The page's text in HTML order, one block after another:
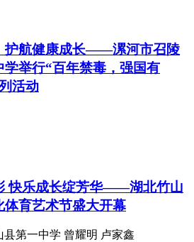
护航健康成长——漯河市召陵
学举行“百年禁毒，强国有
活动
快乐成长绽芳华——湖北竹山
体育艺术节盛大开幕
第一中学 曾耀明 卢家鑫